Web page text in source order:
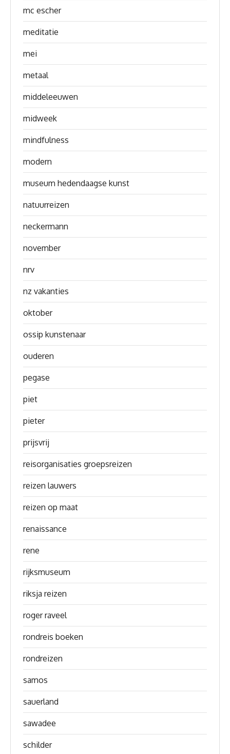
mc escher
meditatie
mei
metaal
middeleeuwen
midweek
mindfulness
modern
museum hedendaagse kunst
natuurreizen
neckermann
november
nrv
nz vakanties
oktober
ossip kunstenaar
ouderen
pegase
piet
pieter
prijsvrij
reisorganisaties groepsreizen
reizen lauwers
reizen op maat
renaissance
rene
rijksmuseum
riksja reizen
roger raveel
rondreis boeken
rondreizen
samos
sauerland
sawadee
schilder